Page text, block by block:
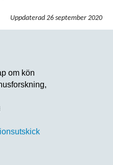
Uppdaterad 26 september 2020
om kön